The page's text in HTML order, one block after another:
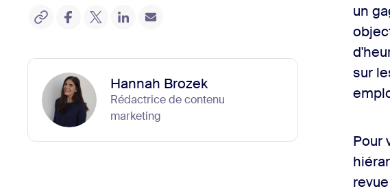
Hannah Brozek
Rédactrice de contenu
marketing
un
sur
Pour